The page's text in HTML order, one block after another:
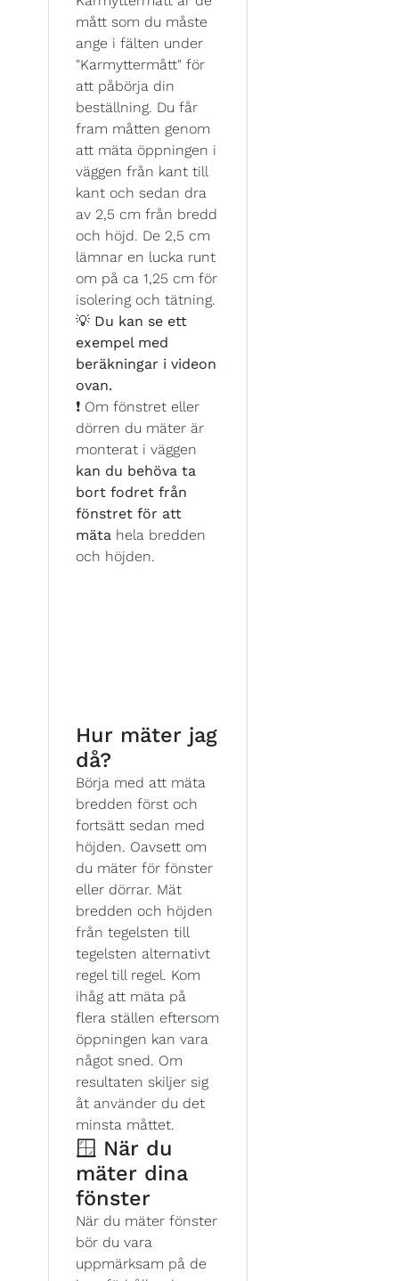
mått som du måste
ange i fälten under
"Karmyttermått" för
att påbörja din
beställning. Du får
fram måtten genom
att mäta öppningen i
väggen från kant till
kant och sedan dra
av 2,5 cm från bredd
och höjd. De 2,5 cm
lämnar en lucka runt
om på ca 1,25 cm för
isolering och tätning.
💡 Du kan se ett
exempel med
beräkningar i videon
ovan.
❗ Om fönstret eller
dörren du mäter är
monterat i väggen
kan du behöva ta
bort fodret från
fönstret för att
mäta hela bredden
och höjden.
Hur mäter jag
då?
Börja med att mäta
bredden först och
fortsätt sedan med
höjden. Oavsett om
du mäter för fönster
eller dörrar. Mät
bredden och höjden
från tegelsten till
tegelsten alternativt
regel till regel. Kom
ihåg att mäta på
flera ställen eftersom
öppningen kan vara
något sned. Om
resultaten skiljer sig
åt använder du det
minsta måttet.
🪟 När du
mäter dina
fönster
När du mäter fönster
bör du vara
uppmärksam på de